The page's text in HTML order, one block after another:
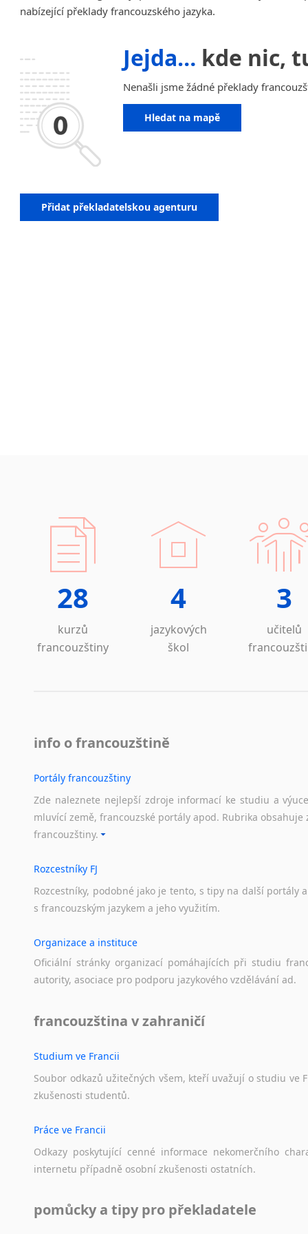
Amharština
Aramejština
Arménština
Azerbajdžánština
Bambarština
Bantuské jazyky
Barmština
Běloruština
Bengálština
Gruzínština
Hebrejština
Hindština
Chorvatština
Indonéština
Irština
Islandština
Japonština
Kmérština
Korsičtina
Kumykština
Kurdština
Laoština
Laponština
Latina
Lingala
Litevština
Lotyšština
Makedonština
Malgaština
Malinština
Maltština
Megrelština
Moldavština
Mongolština
Nizozemština
nabízející překlady francouzského jazyka.
Jejda… kde nic,
Nenašli jsme žádné překlady
Hledat na mapě
Přidat překladatelskou agenturu
28
kurzů
francouzštiny
4
jazykových
škol
3
učitelů
info o francouzštině
Portály francouzštiny
Zde naleznete nejlepší zdroje informací ke studiu a
mluvící země, francouzské portály apod. Rubrika
francouzštiny.
Rozcestníky FJ
Rozcestníky, podobné jako je tento, s tipy na další portály a
s francouzským jazykem a jeho využitím.
Organizace a instituce
Oficiální stránky organizací pomáhajících při studiu
autority, asociace pro podporu jazykového vzdělávání ad.
francouzština v zahraničí
Studium ve Francii
Soubor odkazů užitečných všem, kteří uvažují o studiu ve
zkušenosti studentů.
Práce ve Francii
Odkazy poskytující cenné informace nekomerčního
internetu případně osobní zkušenosti ostatních.
pomůcky a tipy pro překladatele